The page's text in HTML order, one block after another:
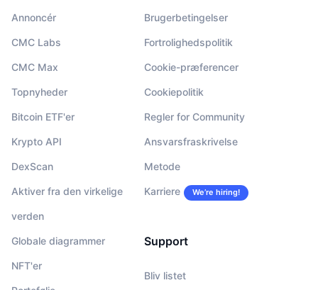
Annoncér
CMC Labs
CMC Max
Topnyheder
Bitcoin ETF'er
Krypto API
DexScan
Aktiver fra den virkelige
verden
Globale diagrammer
NFT'er
Brugerbetingelser
Fortrolighedspolitik
Cookie-præferencer
Cookiepolitik
Regler for Community
Ansvarsfraskrivelse
Metode
Karriere We’re hiring!
Support
Bliv listet